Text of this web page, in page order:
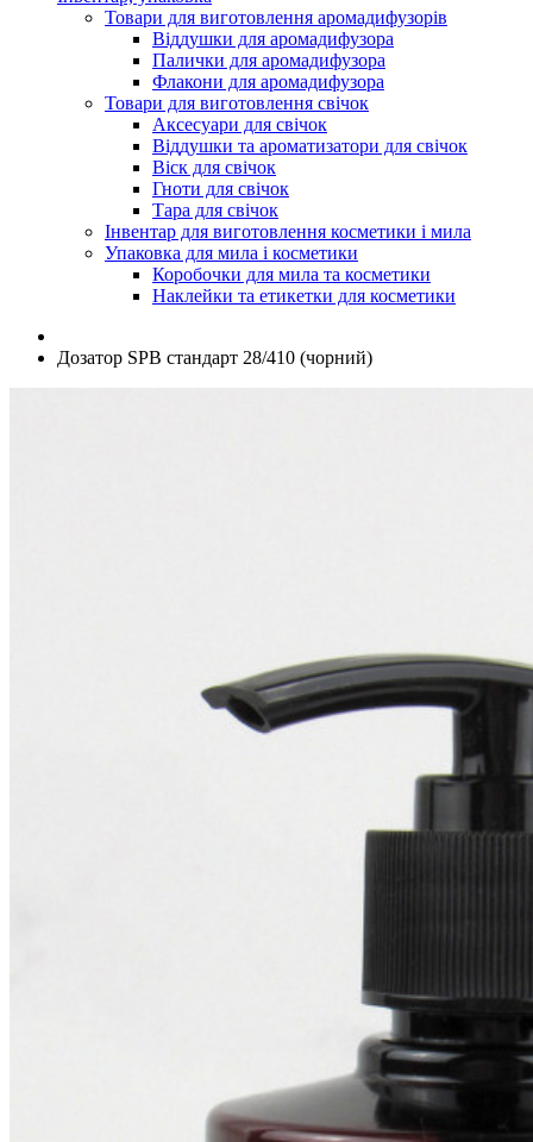
Товари для виготовлення аромадифузорів
Віддушки для аромадифузора
Палички для аромадифузора
Флакони для аромадифузора
Товари для виготовлення свічок
Аксесуари для свічок
Віддушки та ароматизатори для свічок
Віск для свічок
Гноти для свічок
Тара для свічок
Інвентар для виготовлення косметики і мила
Упаковка для мила і косметики
Коробочки для мила та косметики
Наклейки та етикетки для косметики
Дозатор SPB стандарт 28/410 (чорний)